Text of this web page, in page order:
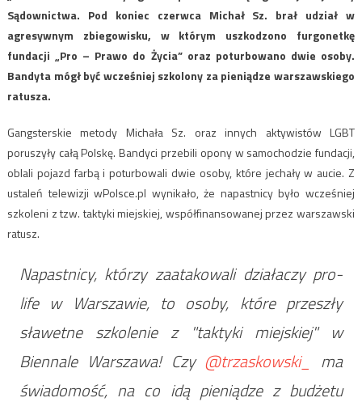
Sądownictwa. Pod koniec czerwca Michał Sz. brał udział w
agresywnym zbiegowisku, w którym uszkodzono furgonetkę
fundacji „Pro – Prawo do Życia” oraz poturbowano dwie osoby.
Bandyta mógł być wcześniej szkolony za pieniądze warszawskiego
ratusza.
Gangsterskie metody Michała Sz. oraz innych aktywistów LGBT
poruszyły całą Polskę. Bandyci przebili opony w samochodzie fundacji,
oblali pojazd farbą i poturbowali dwie osoby, które jechały w aucie. Z
ustaleń telewizji wPolsce.pl wynikało, że napastnicy było wcześniej
szkoleni z tzw. taktyki miejskiej, współfinansowanej przez warszawski
ratusz.
Napastnicy, którzy zaatakowali działaczy pro-
life w Warszawie, to osoby, które przeszły
sławetne szkolenie z "taktyki miejskiej" w
Biennale Warszawa! Czy @trzaskowski_
ma
świadomość, na co idą pieniądze z budżetu